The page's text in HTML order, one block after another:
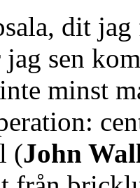
dit
sen
minst
(John